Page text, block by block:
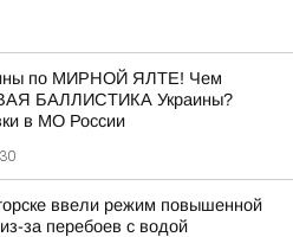
по МИРНОЙ ЯЛТЕ! Чем
БАЛЛИСТИКА Украины?
в МО России
ввели режим повышенной
за перебоев с водой